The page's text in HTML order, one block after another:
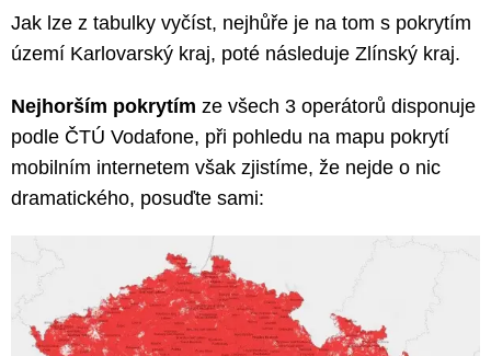
Jak lze z tabulky vyčíst, nejhůře je na tom s pokrytím
území Karlovarský kraj, poté následuje Zlínský kraj.
Nejhorším pokrytím ze všech 3 operátorů disponuje
podle ČTÚ Vodafone, při pohledu na mapu pokrytí
mobilním internetem však zjistíme, že nejde o nic
dramatického, posuďte sami: